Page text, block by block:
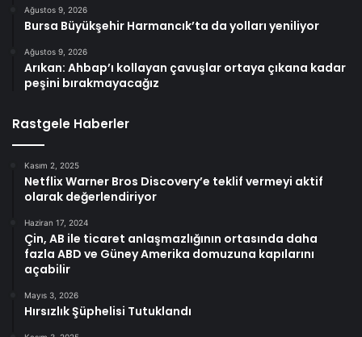
Ağustos 9, 2026
Bursa Büyükşehir Harmancık’ta da yolları yeniliyor
Ağustos 9, 2026
Arıkan: Ahbap’ı kollayan çavuşlar ortaya çıkana kadar
peşini bırakmayacağız
Rastgele Haberler
Kasım 2, 2025
Netflix Warner Bros Discovery’e teklif vermeyi aktif
olarak değerlendiriyor
Haziran 17, 2024
Çin, AB ile ticaret anlaşmazlığının ortasında daha
fazla ABD ve Güney Amerika domuzuna kapılarını
açabilir
Mayıs 3, 2026
Hırsızlık Şüphelisi Tutuklandı